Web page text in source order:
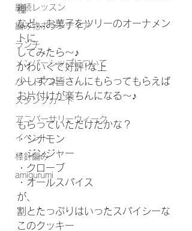
継続レッスン
編み物ボランティア
ランチ
メンバーシップについて
ハートマネー
スタンプカード
アニバーサリーウィーク
イベント
棒針編み
amigurumi
種
など…お菓子をツリーのオーナメン
トに
してみたら〜♪
かわいくて好評!な上
少しずつ皆さんにもらってもらえば
お片付けが楽ちんになる〜♪
もらっていただけたかな？
・シナモン
・ジンジャー
・クローブ
・オールスパイス
が、
割とたっぷりはいったスパイシーな
このクッキー